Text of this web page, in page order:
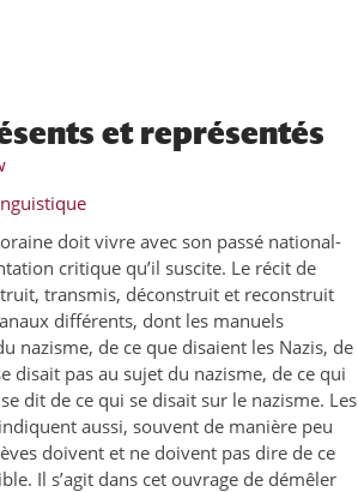
et représentés
doit vivre avec son passé national-
critique qu’il suscite. Le récit de
transmis, déconstruit et reconstruit
différents, dont les manuels
nazisme, de ce que disaient les Nazis, de
disait pas au sujet du nazisme, de ce qui
dit de ce qui se disait sur le nazisme. Les
aussi, souvent de manière peu
doivent et ne doivent pas dire de ce
Il s’agit dans cet ouvrage de démêler